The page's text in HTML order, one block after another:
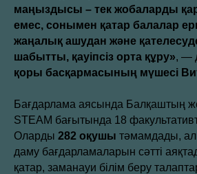
маңыздысы – тек жобаларды
емес, сонымен қатар балалар
жаңалық ашудан және
шабытты, қауіпсіз орта құру», —
қоры басқармасының мүшесі
Бағдарлама аясында Балқаштың
STEAM бағытында 18
Оларды 282 оқушы тәмамдады, ал
даму бағдарламаларын сәтті
қатар, заманауи білім беру